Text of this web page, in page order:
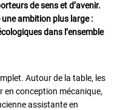
de sens et d’avenir.
ambition plus large :
dans l’ensemble
Autour de la table, les
en conception mécanique,
assistante en